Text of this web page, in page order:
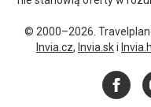
© 2000–2026.
Invia.cz, Invia.ski